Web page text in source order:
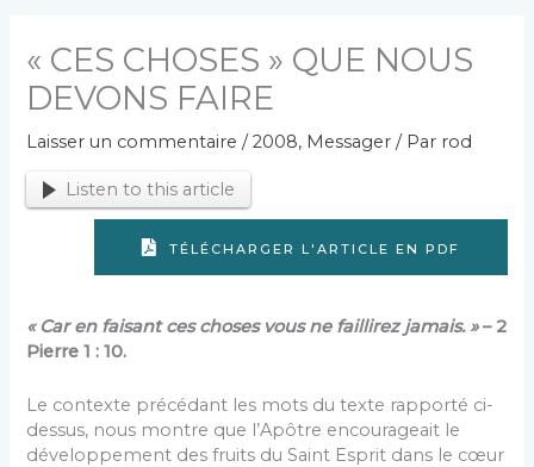
« CES CHOSES » QUE NOUS
DEVONS FAIRE
Laisser un commentaire /2008, Messager / Par rod
Listen to this article
TÉLÉCHARGER L'ARTICLE EN PDF
« Car en faisant ces choses vous ne faillirezjamais. »– 2
Pierre 1 : 10.
Le contexte précédant les mots du texte rapporté ci-
dessus, nous montre que l’Apôtre encourageait le
développement des fruits du Saint Esprit dans le cœur